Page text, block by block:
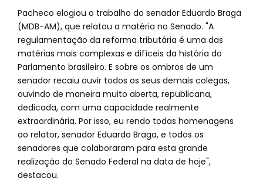
Pacheco elogiou o trabalho do senador Eduardo Braga
(MDB-AM), que relatou a matéria no Senado. "A
regulamentação da reforma tributária é uma das
matérias mais complexas e difíceis da história do
Parlamento brasileiro. E sobre os ombros de um
senador recaiu ouvir todos os seus demais colegas,
ouvindo de maneira muito aberta, republicana,
dedicada, com uma capacidade realmente
extraordinária. Por isso, eu rendo todas homenagens
ao relator, senador Eduardo Braga, e todos os
senadores que colaboraram para esta grande
realização do Senado Federal na data de hoje",
destacou.